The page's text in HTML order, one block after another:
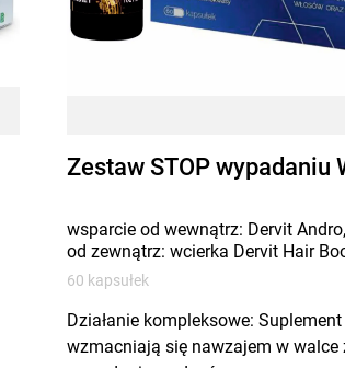
Zestaw STOP wypadaniu
wsparcie od wewnątrz: Dervit
od zewnątrz: wcierka Dervit Hair
60 kapsułek
Działanie kompleksowe:
wzmacniają się nawzajem w walce